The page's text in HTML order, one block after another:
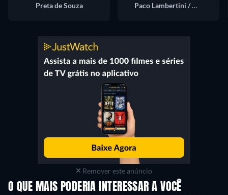
Preta de Souza
Paco Lambertini / Apolo Sardinha
Remover este anúncio
O QUE MAIS PODERIA INTERESSAR A VOCÊ
Série Série